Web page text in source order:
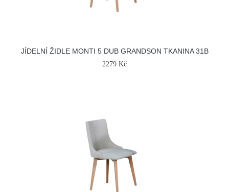
JÍDELNÍ ŽIDLE MONTI 5 DUB GRANDSON TKANINA 31B
2279 Kč